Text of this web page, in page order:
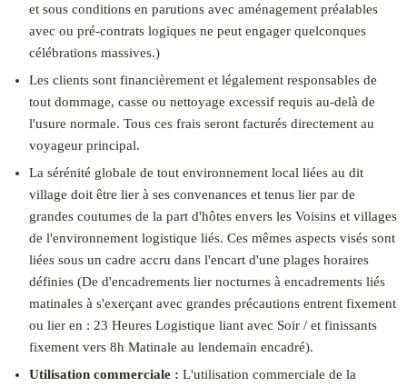
et sous conditions en parutions avec aménagement préalables
avec ou pré-contrats logiques ne peut engager quelconques
célébrations massives.)
Les clients sont financièrement et légalement responsables de
tout dommage, casse ou nettoyage excessif requis au-delà de
l'usure normale. Tous ces frais seront facturés directement au
voyageur principal.
La sérénité globale de tout environnement local liées au dit
village doit être lier à ses convenances et tenus lier par de
grandes coutumes de la part d'hôtes envers les Voisins et villages
de l'environnement logistique liés. Ces mêmes aspects visés sont
liées sous un cadre accru dans l'encart d'une plages horaires
définies (De d'encadrements lier nocturnes à encadrements liés
matinales à s'exerçant avec grandes précautions entrent fixement
ou lier en : 23 Heures Logistique liant avec Soir / et finissants
fixement vers 8h Matinale au lendemain encadré).
Utilisation commerciale : L'utilisation commerciale de la